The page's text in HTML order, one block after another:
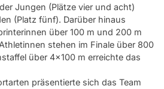
Jungen (Plätze vier und acht)
(Platz fünf). Darüber hinaus
über 100 m und 200 m
stehen im Finale über 800
über 4x100 m erreichte das
präsentierte sich das Team